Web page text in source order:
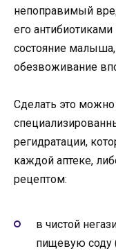
непоправимый
его
состояние
обезвоживание
Сделать это
регидратации,
каждой аптеке,
рецептом:
в чистой
пищевую соду